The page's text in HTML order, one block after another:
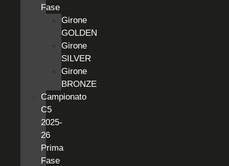
Fase
Girone
GOLDEN
Girone
SILVER
Girone
BRONZE
Campionato
C5
2025-
26
Prima
Fase